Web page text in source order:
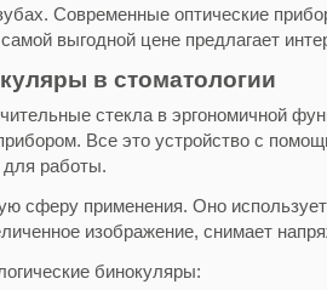
Современные оптические
выгодной цене предлагает
в стоматологии
стекла в эргономичной
Все это устройство с
для работы.
сферу применения. Оно
изображение, снимает
бинокуляры: